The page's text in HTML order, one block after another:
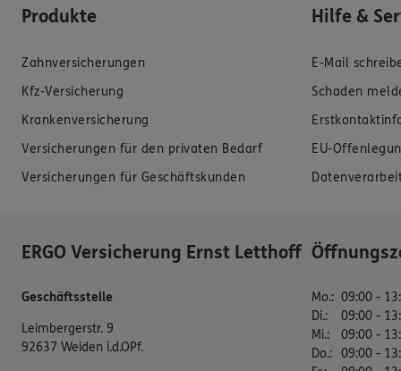
Produkte
Zahnversicherungen
Kfz-Versicherung
Krankenversicherung
Versicherungen für den privaten Bedarf
Versicherungen für Geschäftskunden
Hilfe &
E-Mail
Schaden
EU-
ERGO Versicherung Ernst Letthoff
Geschäftsstelle
Leimbergerstr. 9
92637 Weiden i.d.OPf.
Mo.: 09:00 -
Di.:
09:00 -
Mi.:
09:00 -
Do.: 09:00 -